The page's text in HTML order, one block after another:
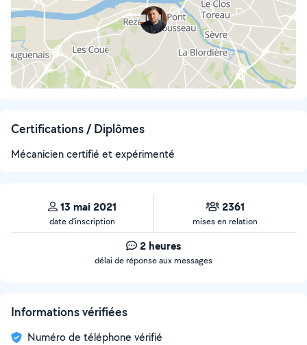
Certifications / Diplômes
Mécanicien certifié et expérimenté
13 mai 2021
date d’inscription
2361
mises en relation
2 heures
délai de réponse aux messages
Informations vérifiées
Numéro de téléphone vérifié